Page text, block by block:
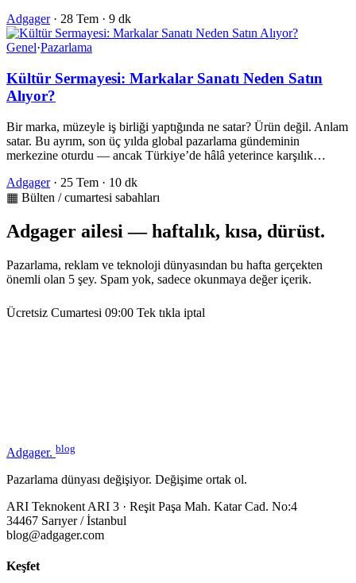
Adgager · 28 Tem · 9 dk
Genel·Pazarlama
Kültür Sermayesi: Markalar Sanatı Neden Satın
Alıyor?
Bir marka, müzeyle iş birliği yaptığında ne satar? Ürün değil. Anlam
satar. Bu ayrım, son üç yılda global pazarlama gündeminin
merkezine oturdu — ancak Türkiye’de hâlâ yeterince karşılık…
Adgager · 25 Tem · 10 dk
▦ Bülten / cumartesi sabahları
Adgager ailesi — haftalık, kısa, dürüst.
Pazarlama, reklam ve teknoloji dünyasından bu hafta gerçekten
önemli olan 5 şey. Spam yok, sadece okunmaya değer içerik.
Ücretsiz Cumartesi 09:00 Tek tıkla iptal
Adgager. blog
Pazarlama dünyası değişiyor. Değişime ortak ol.
ARI Teknokent ARI 3 · Reşit Paşa Mah. Katar Cad. No:4
34467 Sarıyer / İstanbul
blog@adgager.com
Keşfet